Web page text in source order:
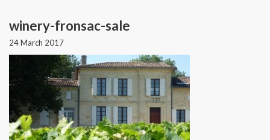
winery-fronsac-sale
24 March 2017